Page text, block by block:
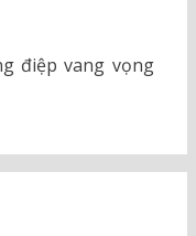
điệp vang vọng